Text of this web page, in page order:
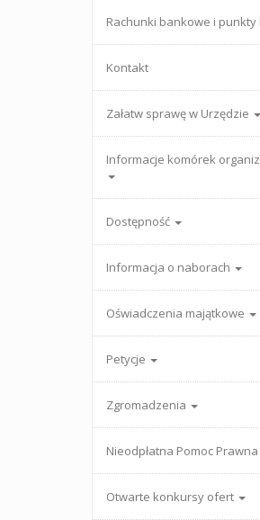
Rachunki bankowe i punkty
Kontakt
Załatw sprawę w Urzędzie
Informacje komórek
Dostępność
Informacja o naborach
Oświadczenia majątkowe
Petycje
Zgromadzenia
Nieodpłatna Pomoc Prawna
Otwarte konkursy ofert